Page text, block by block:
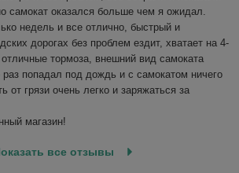
самокат оказался больше чем я ожидал.
недель и все отлично, быстрый и
дорогах без проблем ездит, хватает на 4-
тормоза, внешний вид самоката
попадал под дождь и с самокатом ничего
от грязи очень легко и заряжаться за
магазин!
все отзывы